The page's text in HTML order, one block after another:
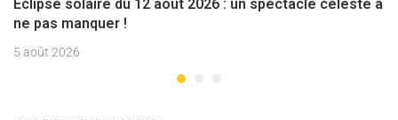
Éclipse solaire du 12 août 2026 : un spectacle céleste à
ne pas manquer !
5 août 2026